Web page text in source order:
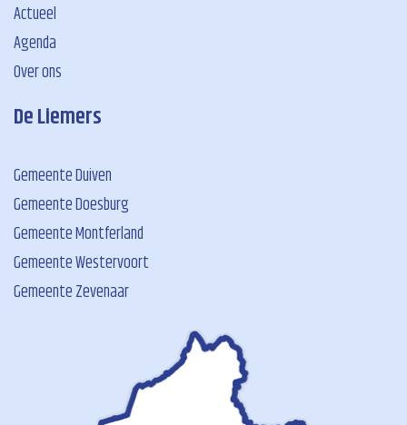
Actueel
Agenda
Over ons
De Liemers
Gemeente Duiven
Gemeente Doesburg
Gemeente Montferland
Gemeente Westervoort
Gemeente Zevenaar